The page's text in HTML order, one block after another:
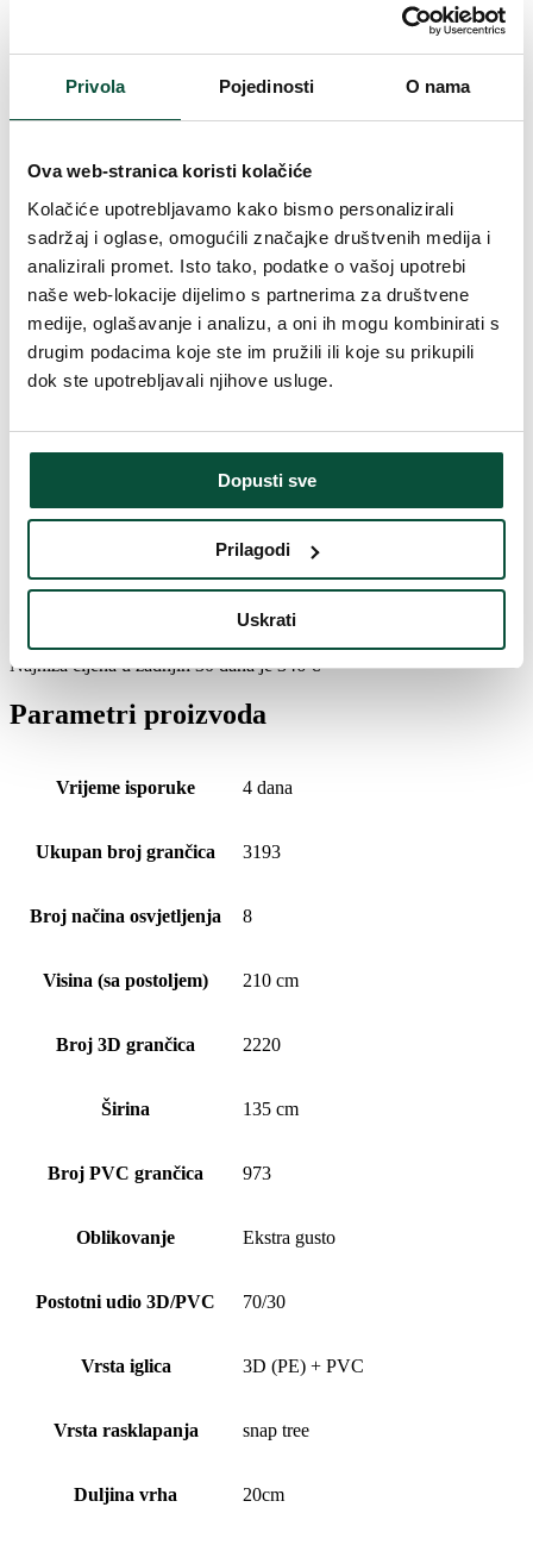
Privola Pojedinosti O nama
Ova web-stranica koristi kolačiće
Kolačiće upotrebljavamo kako bismo personalizirali
sadržaj i oglase, omogućili značajke društvenih medija i
analizirali promet. Isto tako, podatke o vašoj upotrebi
naše web-lokacije dijelimo s partnerima za društvene
medije, oglašavanje i analizu, a oni ih mogu kombinirati s
drugim podacima koje ste im pružili ili koje su prikupili
dok ste upotrebljavali njihove usluge.
Dopusti sve
Prilagodi
Uskrati
Duljina vrha 20cm
Težina (brutto) 15,3
Broj dijelova 3
Težina (brutto) 18,4
Postolje (uključeno u paket) Metalni
450
Toplo bijela
Najniža cijena u zadnjih 30 dana je346€
Parametri proizvoda
Vrijeme isporuke 4 dana
Ukupan broj grančica 3193
Broj načina osvjetljenja 8
Visina (sa postoljem) 210 cm
Broj 3D grančica 2220
Širina 135 cm
Broj PVC grančica 973
Oblikovanje Ekstra gusto
Postotni udio 3D/PVC 70/30
Vrsta iglica 3D (PE) + PVC
Vrsta rasklapanja snap tree
Duljina vrha 20cm